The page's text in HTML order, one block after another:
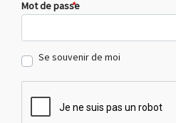
Mot de passe
*
Se souvenir de moi